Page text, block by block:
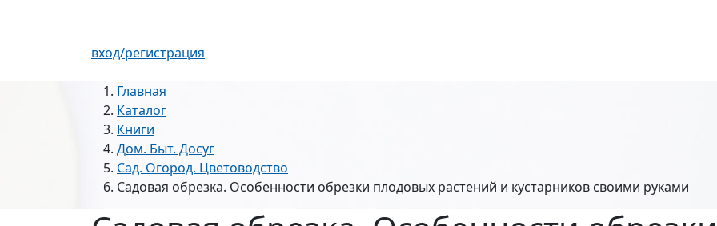
вход/регистрация
Главная
Каталог
Книги
Дом. Быт. Досуг
Сад. Огород. Цветоводство
Садовая обрезка. Особенности обрезки плодовых растений и кустарников своими руками